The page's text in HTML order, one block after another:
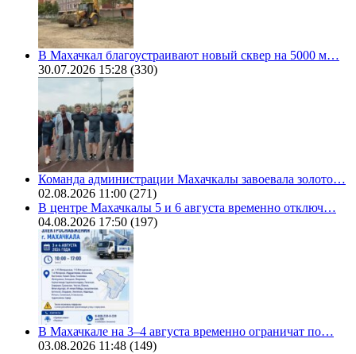
В Махачкал благоустраивают новый сквер на 5000 м…
30.07.2026 15:28 (330)
Команда администрации Махачкалы завоевала золото…
02.08.2026 11:00 (271)
В центре Махачкалы 5 и 6 августа временно отключ…
04.08.2026 17:50 (197)
В Махачкале на 3–4 августа временно ограничат по…
03.08.2026 11:48 (149)